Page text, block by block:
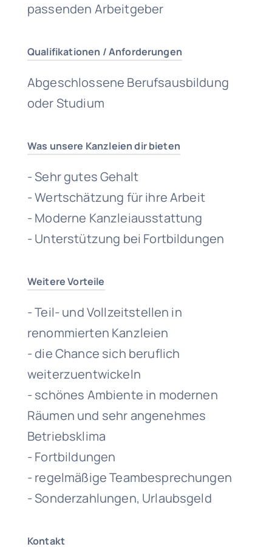
passenden Arbeitgeber
Qualifikationen / Anforderungen
Abgeschlossene Berufsausbildung
oder Studium
Was unsere Kanzleien dir bieten
- Sehr gutes Gehalt
- Wertschätzung für ihre Arbeit
- Moderne Kanzleiausstattung
- Unterstützung bei Fortbildungen
Weitere Vorteile
- Teil- und Vollzeitstellen in
renommierten Kanzleien
- die Chance sich beruflich
weiterzuentwickeln
- schönes Ambiente in modernen
Räumen und sehr angenehmes
Betriebsklima
- Fortbildungen
- regelmäßige Teambesprechungen
- Sonderzahlungen, Urlaubsgeld
Kontakt